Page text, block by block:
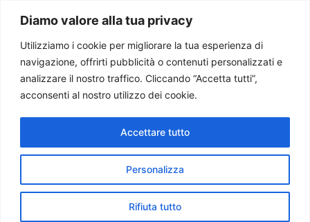
Diamo valore alla tua privacy
Utilizziamo i cookie per migliorare la tua esperienza di
navigazione, offrirti pubblicità o contenuti personalizzati e
analizzare il nostro traffico. Cliccando “Accetta tutti”,
acconsenti al nostro utilizzo dei cookie.
Personalizza
Rifiuta tutto
Accettare tutto
Paolo Ondarza
Tag:conferenza
clima
Appello di cardinali e
patriarchi per conferenza
clima Parigi